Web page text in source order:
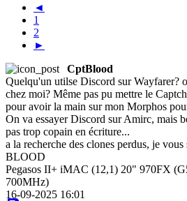
◄
1
2
►
CptBlood
Quelqu'un utilse Discord sur Wayfarer?
chez moi? Même pas pu mettre le
pour avoir la main sur mon Morphos
On va essayer Discord sur Amirc, mais
pas trop copain en écriture...
a la recherche des clones perdus, je
BLOOD
Pegasos II+ iMAC (12,1) 20" 970FX
700MHz)
16-09-2025 16:01